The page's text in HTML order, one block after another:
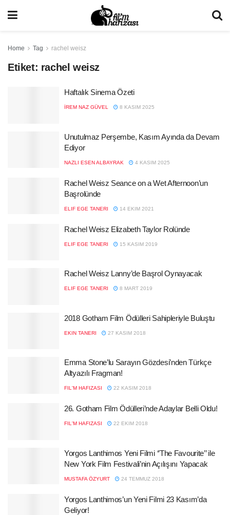
Home Tag rachel weisz
Etiket: rachel weisz
Haftalık Sinema Özeti
İREM NAZ GÜVEL 8 KASIM 2025
Unutulmaz Perşembe, Kasım Ayında da Devam
Ediyor
NAZLI ESEN ALBAYRAK 4 KASIM 2025
Rachel Weisz Seance on a Wet Afternoon’un
Başrolünde
ELIF EGE TANERI 14 EKIM 2021
Rachel Weisz Elizabeth Taylor Rolünde
ELIF EGE TANERI 15 KASIM 2019
Rachel Weisz Lanny’de Başrol Oynayacak
ELIF EGE TANERI 8 MART 2019
2018 Gotham Film Ödülleri Sahipleriyle Buluştu
EKIN TANERI 27 KASIM 2018
Emma Stone’lu Sarayın Gözdesi’nden Türkçe
Altyazılı Fragman!
FIL'M HAFIZASI 22 KASIM 2018
26. Gotham Film Ödülleri’nde Adaylar Belli Oldu!
FIL'M HAFIZASI 22 EKIM 2018
Yorgos Lanthimos Yeni Filmi ‘’The Favourite’’ ile
New York Film Festivali’nin Açılışını Yapacak
MUSTAFA ÖZYURT 24 TEMMUZ 2018
Yorgos Lanthimos’un Yeni Filmi 23 Kasım’da
Geliyor!